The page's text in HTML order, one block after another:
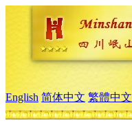
English 简体中文 繁體中文